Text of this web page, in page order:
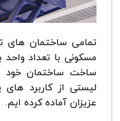
تمامی ساختمان های
مسکونی با تعداد
ساخت ساختمان خود
لیستی از کاربرد
عزیزان آماده کرده ایم.